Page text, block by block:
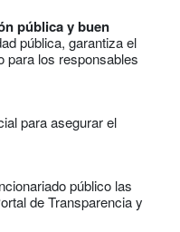
pública y buen
pública, garantiza el
para los responsables
para asegurar el
público las
de Transparencia y